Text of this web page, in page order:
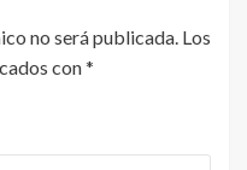
no será publicada. Los
con*